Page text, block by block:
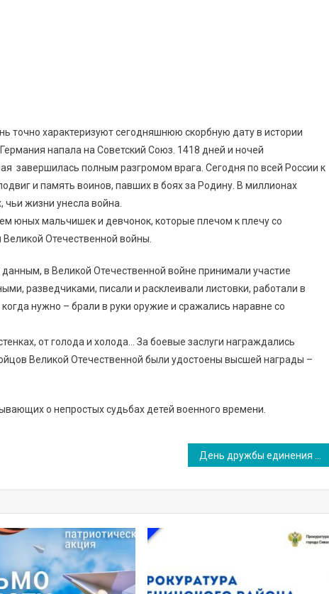
точно характеризуют сегодняшнюю скорбную дату в истории
напала на Советский Союз. 1418 дней и ночей
завершилась полным разгромом врага. Сегодня по всей России к
и память воинов, павших в боях за Родину. В миллионах
чьи жизни унесла война.
юных мальчишек и девчонок, которые плечом к плечу со
Отечественной войны.
в Великой Отечественной войне принимали участие
разведчиками, писали и расклеивали листовки, работали в
нужно – брали в руки оружие и сражались наравне со
от голода и холода… За боевые заслуги награждались
Великой Отечественной были удостоены высшей награды –
о непростых судьбах детей военного времени.